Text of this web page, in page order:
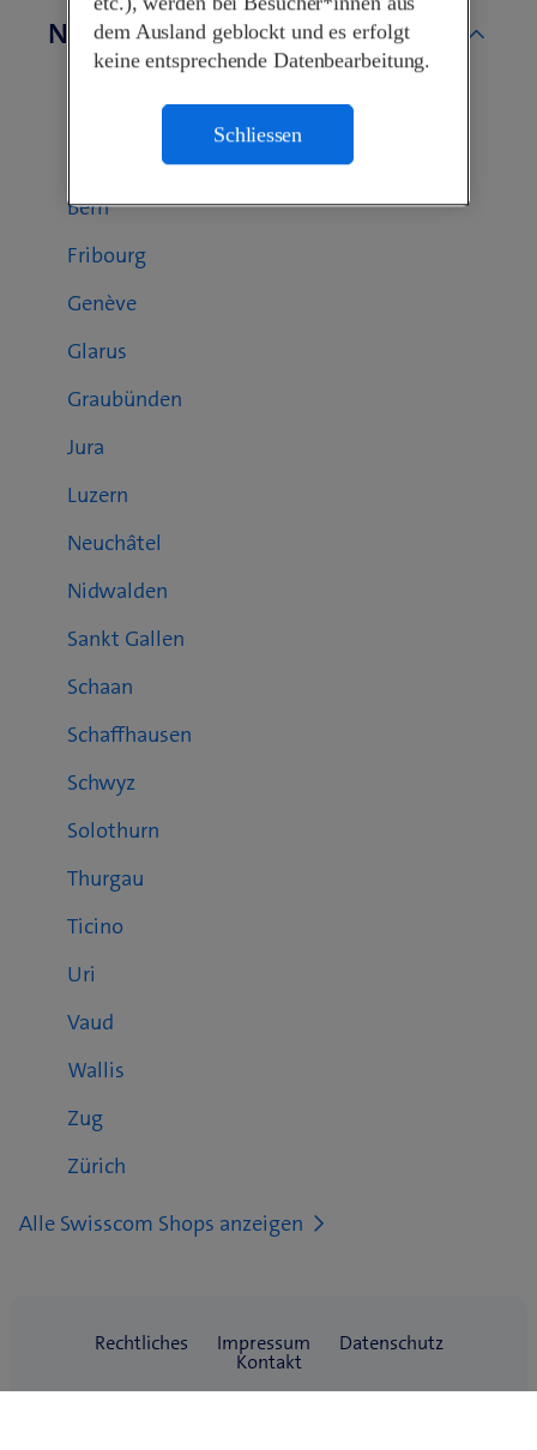
Nach Kanton
Aargau
Basel-Landschaft
Basel-Stadt
Bern
Fribourg
Genève
Glarus
Graubünden
Jura
Luzern
Neuchâtel
Nidwalden
Sankt Gallen
Schaan
Schaffhausen
Schwyz
Solothurn
Thurgau
Ticino
Uri
Vaud
Wallis
Zug
Zürich
Alle Swisscom Shops anzeigen
dem Ausland geblockt und es erfolgt
keine entsprechende Datenbearbeitung.
Schliessen